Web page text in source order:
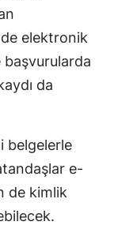
elektronik
başvurularda
da
belgelerle
e-
de kimlik